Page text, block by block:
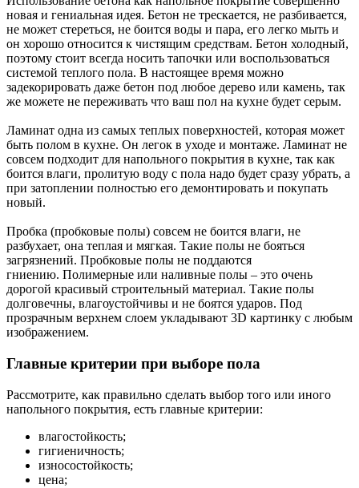
новая и гениальная идея. Бетон не трескается, не разбивается,
не может стереться, не боится воды и пара, его легко мыть и
он хорошо относится к чистящим средствам. Бетон холодный,
поэтому стоит всегда носить тапочки или воспользоваться
системой теплого пола. В настоящее время можно
задекорировать даже бетон под любое дерево или камень, так
же можете не переживать что ваш пол на кухне будет серым.
Ламинат одна из самых теплых поверхностей, которая может
быть полом в кухне. Он легок в уходе и монтаже. Ламинат не
совсем подходит для напольного покрытия в кухне, так как
боится влаги, пролитую воду с пола надо будет сразу убрать, а
при затоплении полностью его демонтировать и покупать
новый.
Пробка (пробковые полы) совсем не боится влаги, не
разбухает, она теплая и мягкая. Такие полы не бояться
загрязнений. Пробковые полы не поддаются
гниению. Полимерные или наливные полы – это очень
дорогой красивый строительный материал. Такие полы
долговечны, влагоустойчивы и не боятся ударов. Под
прозрачным верхнем слоем укладывают 3D картинку с любым
изображением.
Главные критерии при выборе пола
Рассмотрите, как правильно сделать выбор того или иного
напольного покрытия, есть главные критерии:
влагостойкость;
гигиеничность;
износостойкость;
цена;